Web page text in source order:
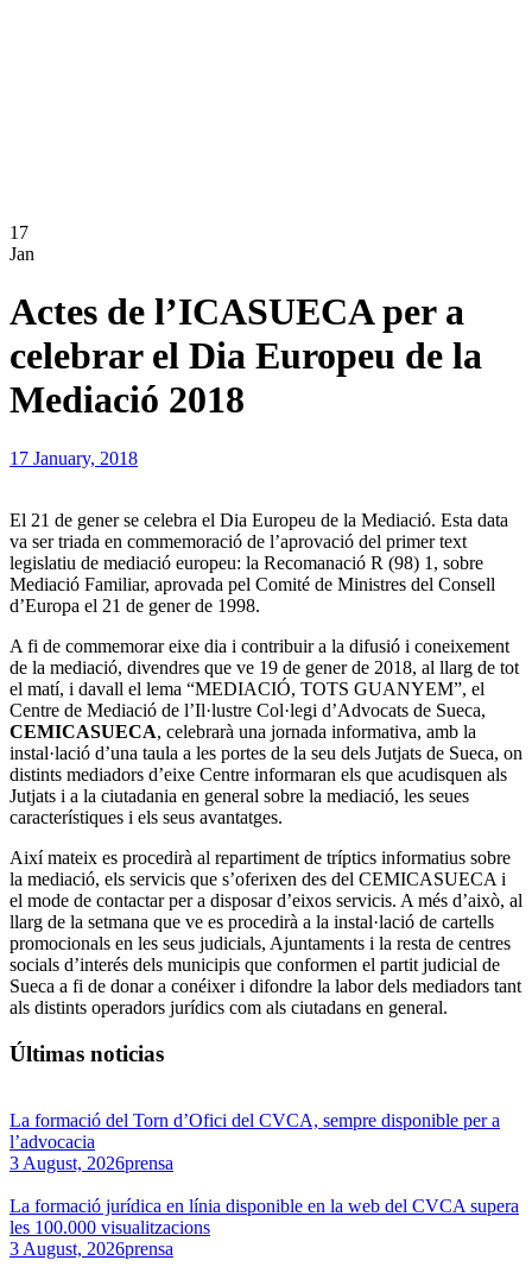
17
Jan
Actes de l’ICASUECA per a
celebrar el Dia Europeu de la
Mediació 2018
17 January, 2018
El 21 de gener se celebra el Dia Europeu de la Mediació. Esta data
va ser triada en commemoració de l’aprovació del primer text
legislatiu de mediació europeu: la Recomanació R (98) 1, sobre
Mediació Familiar, aprovada pel Comité de Ministres del Consell
d’Europa el 21 de gener de 1998.
A fi de commemorar eixe dia i contribuir a la difusió i coneixement
de la mediació, divendres que ve 19 de gener de 2018, al llarg de tot
el matí, i davall el lema “MEDIACIÓ, TOTS GUANYEM”, el
Centre de Mediació de l’Il·lustre Col·legi d’Advocats de Sueca,
CEMICASUECA, celebrarà una jornada informativa, amb la
instal·lació d’una taula a les portes de la seu dels Jutjats de Sueca, on
distints mediadors d’eixe Centre informaran els que acudisquen als
Jutjats i a la ciutadania en general sobre la mediació, les seues
característiques i els seus avantatges.
Així mateix es procedirà al repartiment de tríptics informatius sobre
la mediació, els servicis que s’oferixen des del CEMICASUECA i
el mode de contactar per a disposar d’eixos servicis. A més d’això, al
llarg de la setmana que ve es procedirà a la instal·lació de cartells
promocionals en les seus judicials, Ajuntaments i la resta de centres
socials d’interés dels municipis que conformen el partit judicial de
Sueca a fi de donar a conéixer i difondre la labor dels mediadors tant
als distints operadors jurídics com als ciutadans en general.
Últimas noticias
La formació del Torn d’Ofici del CVCA, sempre disponible per a
l’advocacia
3 August, 2026prensa
La formació jurídica en línia disponible en la web del CVCA supera
les 100.000 visualitzacions
3 August, 2026prensa